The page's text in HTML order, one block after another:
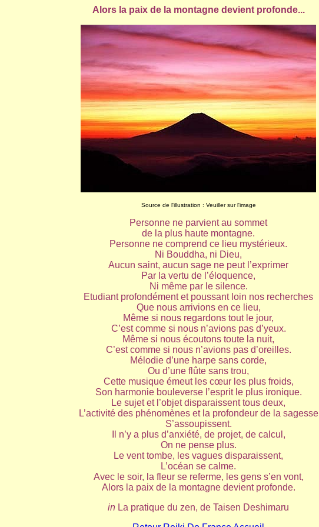
Alors la paix de la montagne devient profonde...
Source de l'illustration : Veuiller sur l'image
Personne ne parvient au sommet
de la plus haute montagne.
Personne ne comprend ce lieu mystérieux.
Ni Bouddha, ni Dieu,
Aucun saint, aucun sage ne peut l’exprimer
Par la vertu de l’éloquence,
Ni même par le silence.
Etudiant profondément et poussant loin nos recherches
Que nous arrivions en ce lieu,
Même si nous regardons tout le jour,
C’est comme si nous n’avions pas d’yeux.
Même si nous écoutons toute la nuit,
C’est comme si nous n’avions pas d’oreilles.
Mélodie d’une harpe sans corde,
Ou d’une flûte sans trou,
Cette musique émeut les cœur les plus froids,
Son harmonie bouleverse l’esprit le plus ironique.
Le sujet et l’objet disparaissent tous deux,
L’activité des phénomènes et la profondeur de la sagesse
S’assoupissent.
Il n’y a plus d’anxiété, de projet, de calcul,
On ne pense plus.
Le vent tombe, les vagues disparaissent,
L’océan se calme.
Avec le soir, la fleur se referme, les gens s’en vont,
Alors la paix de la montagne devient profonde.
in La pratique du zen, de Taisen Deshimaru